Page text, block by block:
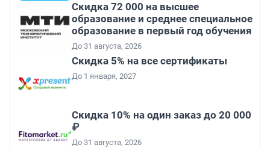
Скидка 72 000 на высшее
образование и среднее специальное
образование в первый год обучения
До 31 августа, 2026
Скидка 5% на все сертификаты
До 1 января, 2027
Скидка 10% на один заказ до 20 000
₽
До 31 августа, 2026